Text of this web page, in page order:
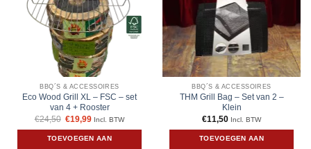
BBQ´S & ACCESSOIRES
Eco Wood Grill XL – FSC – set
van 4 + Rooster
€24,50 Oorspronkelijke
prijs
was:
€24,50.
€19,99Huidige
is:
€19,99.
Incl. BTW
TOEVOEGEN AAN
BBQ´S & ACCESSOIRES
THM Grill Bag – Set van 2 –
Klein
€11,50 Incl. BTW
TOEVOEGEN AAN